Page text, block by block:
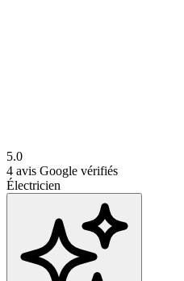
5.0
4 avis Google vérifiés
Électricien